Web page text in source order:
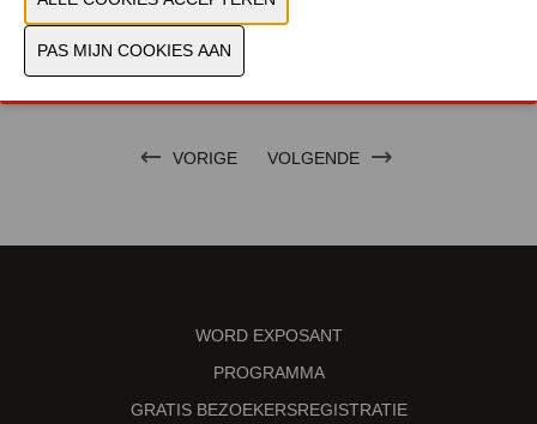
VORIGE VOLGENDE
WORD EXPOSANT
PROGRAMMA
GRATIS BEZOEKERSREGISTRATIE